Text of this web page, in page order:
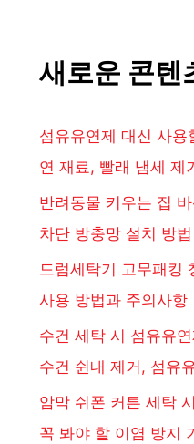
새로운 콘텐
섬유유연제 대신 사용
연 재료, 빨래 냄세 제
반려동물 키우는 집
차단 방충망 설치 방법
드럼세탁기 고무패킹
사용 방법과 주의사항
수건 세탁 시 섬유유
수건 쉰내 제거, 섬유
암막 쉬폰 커튼 세탁
꼭 봐야 할 이염 방지